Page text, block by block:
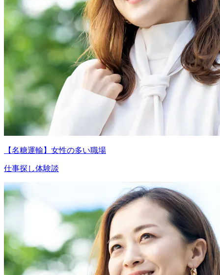
【名糖運輸】女性の多い職場
仕事探し体験談